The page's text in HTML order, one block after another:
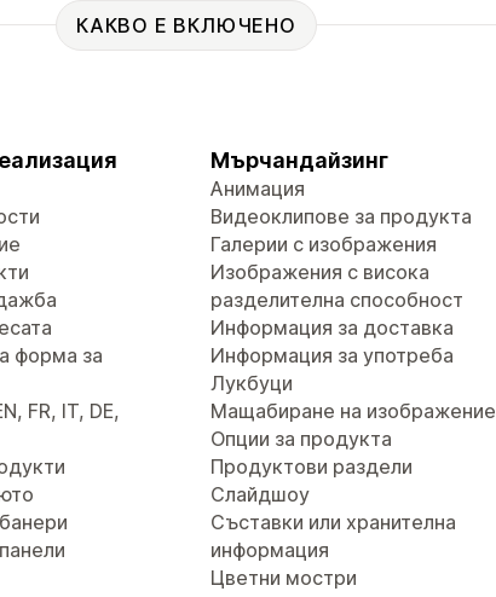
КАКВО Е ВКЛЮЧЕНО
форма за
FR, IT, DE,
Мърчандайзинг
Анимация
Видеоклипове за продукта
Галерии с изображения
Изображения с висока
разделителна способност
Информация за доставка
Информация за употреба
Лукбуци
Мащабиране на изображение
Опции за продукта
Продуктови раздели
Слайдшоу
Съставки или хранителна
информация
Цветни мостри